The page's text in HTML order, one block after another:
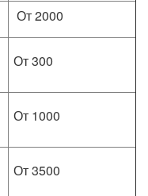
От 2000
От 300
От 1000
От 3500